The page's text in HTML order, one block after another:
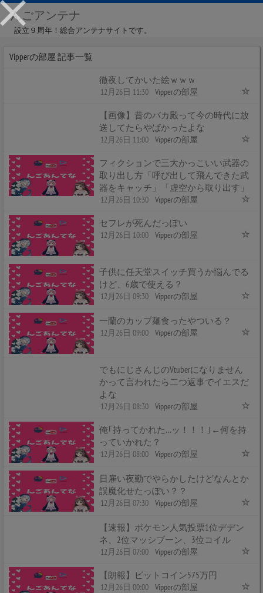
んごアンテナ
設立９周年！総合アンテナサイトです。
Vipperの部屋 記事一覧
徹夜してかいた絵ｗｗｗ
12月26日 11:30 Vipperの部屋
【画像】昔のバカ殿って今の時代に放
送してたらやばかったよな
12月26日 11:00 Vipperの部屋
フィクションで三大かっこいい武器の
取り出し方「呼び出して飛んできた武
器をキャッチ」「虚空から取り出す」
12月26日 10:30 Vipperの部屋
セフレが死んだっぽい
12月26日 10:00 Vipperの部屋
子供に任天堂スイッチ買うか悩んでる
けど、6歳で使える？
12月26日 09:30 Vipperの部屋
一蘭のカップ麺食ったやついる？
12月26日 09:00 Vipperの部屋
でもにじさんじのVtuberになりません
かって言われたら二つ返事でイエスだ
よな
12月26日 08:30 Vipperの部屋
俺｢持ってかれた…ッ！！！｣←何を持
っていかれた？
12月26日 08:00 Vipperの部屋
日雇い夜勤でやらかしたけどなんとか
誤魔化せたっぽい？？
12月26日 07:30 Vipperの部屋
【速報】ポケモン人気投票1位デデン
ネ、2位マッシブーン、3位コイル
12月26日 07:00 Vipperの部屋
【朗報】ビットコイン575万円
12月26日 00:00 Vipperの部屋